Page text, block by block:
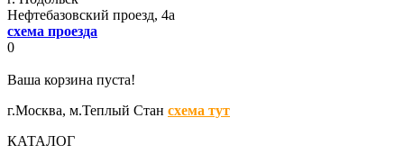
Нефтебазовский проезд, 4а
схема проезда
0
Ваша корзина пуста!
г.Москва, м.Теплый Стан схема тут
КАТАЛОГ